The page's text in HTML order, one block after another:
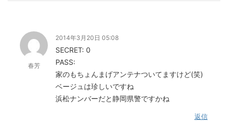
春芳
2014年3月20日 05:08
SECRET: 0
PASS:
家のもちょんまげアンテナついてますけど(笑)
ベージュは珍しいですね
浜松ナンバーだと静岡県警ですかね
返信